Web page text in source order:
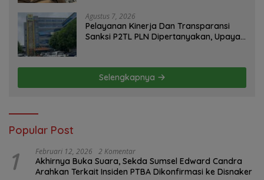
Agustus 7, 2026
Pelayanan Kinerja Dan Transparansi
Sanksi P2TL PLN Dipertanyakan, Upaya
Selengkapnya
Popular Post
1 Februari 12, 2026 2 Komentar
Akhirnya Buka Suara, Sekda Sumsel Edward Candra
Arahkan Terkait Insiden PTBA Dikonfirmasi ke Disnaker